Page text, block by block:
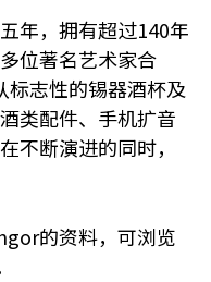
年，拥有超过140年
位著名艺术家合
标志性的锡器酒杯及
类配件、手机扩音
不断演进的同时，
的资料，可浏览